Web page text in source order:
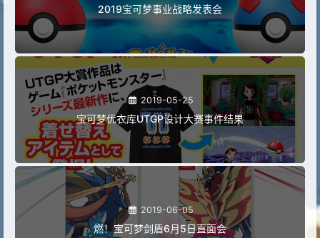
2019宝可梦事业战略发表会
2019-05-25
宝可梦优衣库UTGP设计大赛事件结果
2019-06-05
燃！宝可梦剑盾6月5日直面会